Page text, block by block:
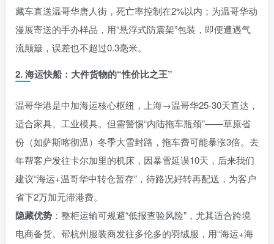
藏车直送温哥华唐人街，死亡率控制在2%以内；为温哥华动
漫展寄送的手办样品，用“悬浮式防震架”包装，即便遭遇气
流颠簸，误差也不超过0.3毫米。
2. 海运快船：大件货物的“性价比之王”
温哥华港是中加海运核心枢纽，上海→温哥华25-30天直达，
适合家具、工业模具。但需警惕“内陆拖车瓶颈”——草原省
份（如萨斯喀彻温）冬季大雪封路，拖车费可能暴涨3倍。去
年帮客户发往卡尔加里的机床，因暴雪延误10天，后来我们
建议“海运+温哥华中转仓暂存”，待路况好转再配送，为客户
省下2万加元滞港费。
隐藏优势 ：整柜运输可规避“低报查验风险”，尤其适合跨境
电商备货。帮杭州服装商发往多伦多的羽绒服，用“海运+海